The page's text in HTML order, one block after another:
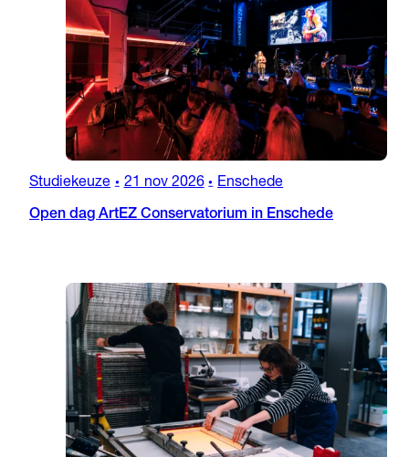
Studiekeuze • 21 nov 2026 • Enschede
Open dag ArtEZ Conservatorium in Enschede